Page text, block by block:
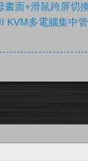
面+滑鼠跨屏切
KVM多電腦集中